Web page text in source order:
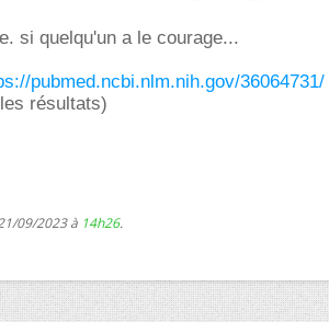
si quelqu'un a le courage...
pubmed.ncbi.nlm.nih.gov/36064731/
résultats)
09/2023 à 14h26.